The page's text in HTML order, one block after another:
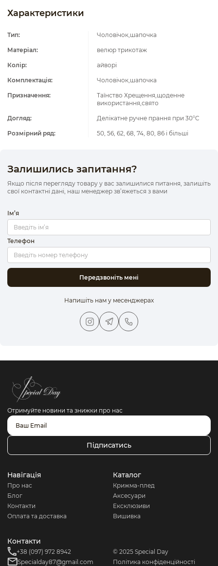
Характеристики
Тип: Чоловічок,шапочка
Матеріал: велюр трикотаж
Колір: айворі
Комплектація: Чоловічок,шапочка
Призначення:
Таїнство Хрещення,щоденне
використання,свято
Догляд: Делікатне ручне прання при 30°C
Розмірний ряд: 50, 56, 62, 68, 74, 80, 86 і більші
Залишились запитання?
Якщо після перегляду товару у вас залишилися питання, залишіть
свої контактні дані, наш менеджер зв’яжеться з вами
Ім’я
Телефон
Передзвоніть мені
Напишіть нам у месенджерах
Отримуйте новини та знижки про нас
Підписатись
Навігація
Про нас
Блог
Контакти
Оплата та доставка
Каталог
Крижма-плед
Аксесуари
Ексклюзиви
Вишивка
Контакти
+38 (097) 972 8942
Specialday87@gmail.com
© 2025 Special Day
Політика конфіденційності